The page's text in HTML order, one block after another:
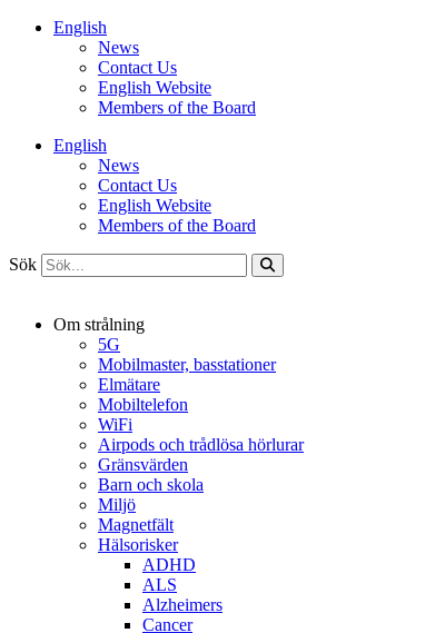
HoppaEnglish
News
Contact Us
English Website
Members of the Board
English
News
Contact Us
English Website
Members of the Board
Sök
Om strålning
5G
Mobilmaster, basstationer
Elmätare
Mobiltelefon
WiFi
Airpods och trådlösa hörlurar
Gränsvärden
Barn och skola
Miljö
Magnetfält
Hälsorisker
ADHD
ALS
Alzheimers
Cancer